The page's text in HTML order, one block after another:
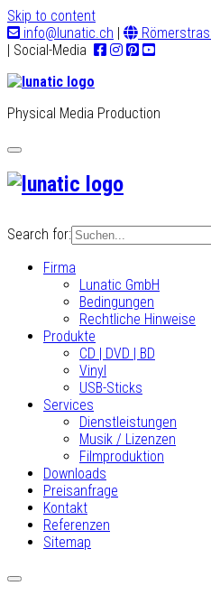
Skip to content
info@lunatic.ch |
| Social-Media
Physical Media Production
Toggle
navigation
Search for:
Firma
Lunatic GmbH
Bedingungen
Rechtliche Hinweise
Produkte
CD | DVD | BD
Vinyl
USB-Sticks
Services
Dienstleistungen
Musik / Lizenzen
Filmproduktion
Downloads
Preisanfrage
Kontakt
Referenzen
Sitemap